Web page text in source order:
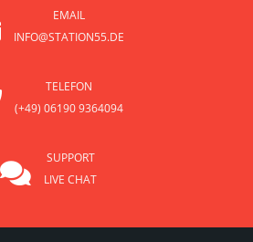
EMAIL
INFO@STATION55.DE
TELEFON
(+49) 06190 9364094
SUPPORT
LIVE CHAT